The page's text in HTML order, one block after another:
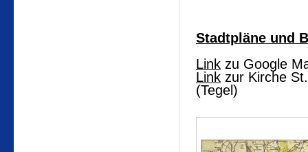
Stadtpläne und
Link zu Google
Link zur Kirche
(Tegel)